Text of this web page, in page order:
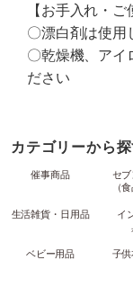
【お手入れ・ご
〇漂白剤は使用
〇乾燥機、アイ
ださい
カテゴリーから
催事商品
セ
（
生活雑貨・日用品
イ
ベビー用品
子